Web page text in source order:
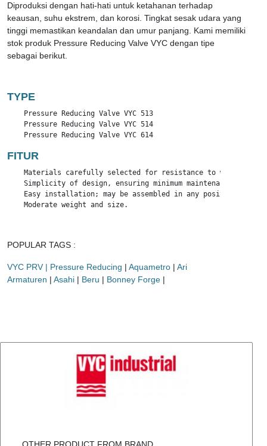
Diproduksi dengan hati-hati untuk ketahanan terhadap
keausan, suhu ekstrem, dan korosi. Tingkat sesak udara yang
tinggi memastikan keandalan dan umur panjang. Kami memiliki
stok produk Pressure Reducing Valve VYC dengan tipe
sebagai berikut.
TYPE
    Pressure Reducing Valve VYC 513
    Pressure Reducing Valve VYC 514
    Pressure Reducing Valve VYC 614
FITUR
Materials carefully selected for resistance to wear,
Simplicity of design, ensuring minimum maintenance
Easy installation; may be assembled in any position, even
    Moderate weight and size.
POPULAR TAGS :
VYC PRV | Pressure Reducing | Aquametro | Ari
Armaturen | Asahi | Beru | Bonney Forge |